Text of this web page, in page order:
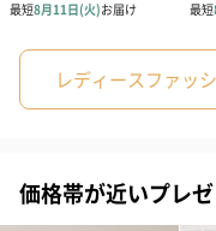
円）
スキンケアグッズ
レディースファッ
価格帯が近いプレ